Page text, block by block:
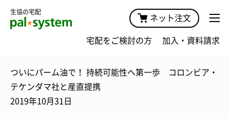
生協の宅配
ネット注文
宅配をご検討の方 加入・資料請求
ついにパーム油で！ 持続可能性へ第一歩 コロンビア・
テケンダマ社と産直提携
2019年10月31日